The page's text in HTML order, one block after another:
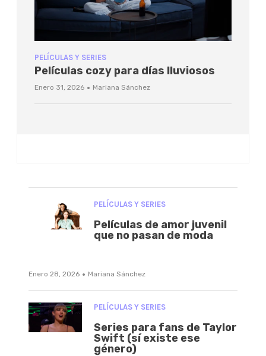
PELÍCULAS Y SERIES
Películas cozy para días lluviosos
Enero 31, 2026 · Mariana Sánchez
PELÍCULAS Y SERIES
Películas de amor juvenil
que no pasan de moda
Enero 28, 2026 · Mariana Sánchez
PELÍCULAS Y SERIES
Series para fans de Taylor
Swift (sí existe ese
género)